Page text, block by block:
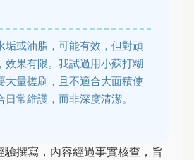
垢或油脂，可能有效，但對頑
效果有限。我試過用小蘇打糊
大量搓刷，且不適合大面積使
常維護，而非深度清潔。
撰寫，內容經過事實核查，旨